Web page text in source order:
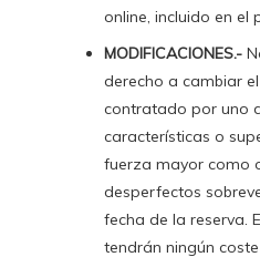
online, incluido en el
MODIFICACIONES.-
derecho a cambiar
contratado por uno
características o
fuerza mayor como
desperfectos
fecha de la reserva.
tendrán ningún